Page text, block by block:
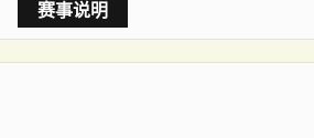
赛事说明